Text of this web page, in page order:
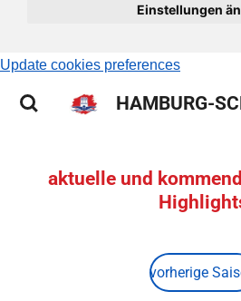
Einstellungen
Update cookies preferences
HAMBURG-
aktuelle und
vorherige